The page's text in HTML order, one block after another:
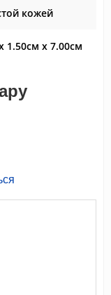
кожей
1.50см x 7.00см